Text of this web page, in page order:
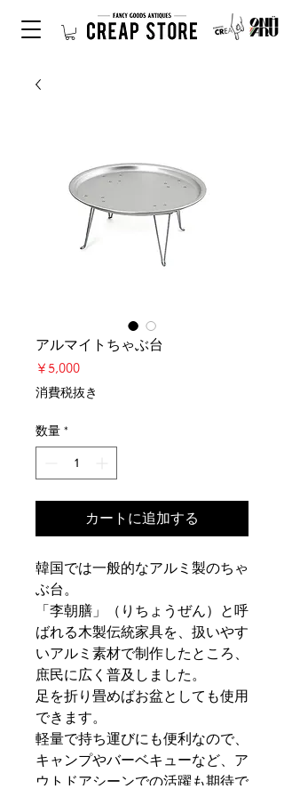
アルマイトちゃぶ台
￥5,000価
消費税抜き
数量 *
カートに追加する
韓国では一般的なアルミ製のちゃ
ぶ台。
「李朝膳」（りちょうぜん）と呼
ばれる木製伝統家具を、扱いやす
いアルミ素材で制作したところ、
庶民に広く普及しました。
足を折り畳めばお盆としても使用
できます。
軽量で持ち運びにも便利なので、
キャンプやバーベキューなど、ア
ウトドアシーンでの活躍も期待で